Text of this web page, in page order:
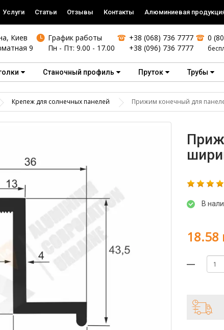
Услуги Статьи Отзывы Контакты Алюминиевая
Киев
9
График работы
Пн - Пт: 9.00 - 17.00
+38 (068) 736 7777
+38 (096) 736 7777
0
Станочный профиль Пруток Трубы
Крепеж для солнечных панелей Прижим конечный для
В
18.58